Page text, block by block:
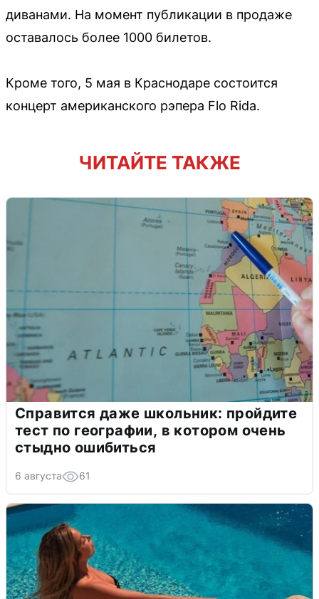
диванами. На момент публикации в продаже
оставалось более 1000 билетов.
Кроме того, 5 мая в Краснодаре состоится
концерт американского рэпера Flo Rida.
ЧИТАЙТЕ ТАКЖЕ
Справится даже школьник: пройдите
тест по географии, в котором очень
стыдно ошибиться
6 августа 61